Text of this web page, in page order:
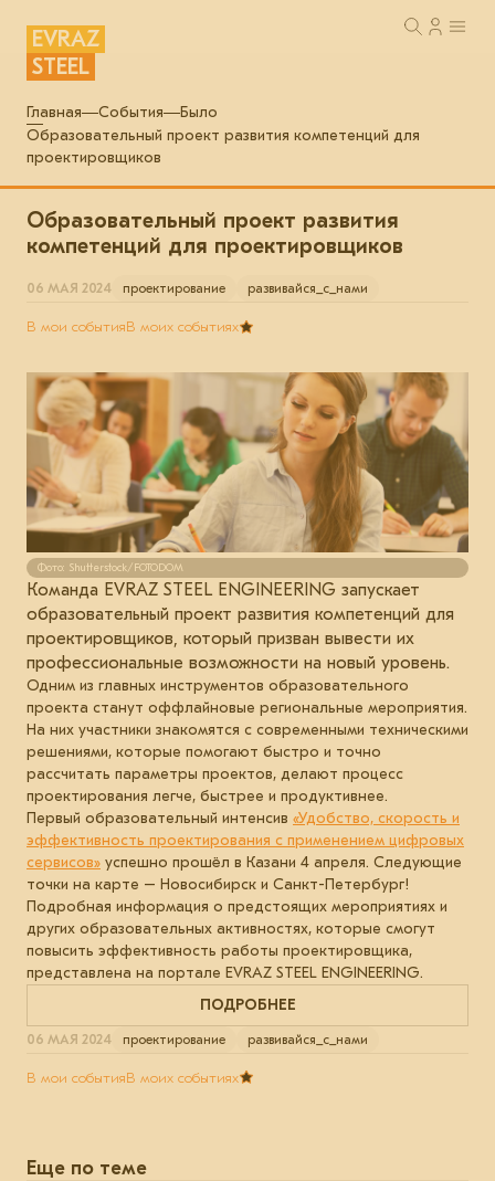
EVRAZ
STEEL
Главная События
Было
Образовательный проект развития компетенций для
проектировщиков
Образовательный проект развития
компетенций для проектировщиков
06 МАЯ 2024 проектирование развивайся_с_нами
В мои событияВ моих событиях
Фото: Shutterstock/FOTODOM
Команда EVRAZ STEEL ENGINEERING запускает
образовательный проект развития компетенций для
проектировщиков, который призван вывести их
профессиональные возможности на новый уровень.
Одним из главных инструментов образовательного
проекта станут оффлайновые региональные мероприятия.
На них участники знакомятся с современными техническими
решениями, которые помогают быстро и точно
рассчитать параметры проектов, делают процесс
проектирования легче, быстрее и продуктивнее.
Первый образовательный интенсив «Удобство, скорость и
эффективность проектирования с применением цифровых
сервисов» успешно прошёл в Казани 4 апреля. Следующие
точки на карте – Новосибирск и Санкт-Петербург!
Подробная информация о предстоящих мероприятиях и
других образовательных активностях, которые смогут
повысить эффективность работы проектировщика,
представлена на портале EVRAZ STEEL ENGINEERING.
ПОДРОБНЕЕ
06 МАЯ 2024 проектирование развивайся_с_нами
В мои событияВ моих событиях
Еще по теме